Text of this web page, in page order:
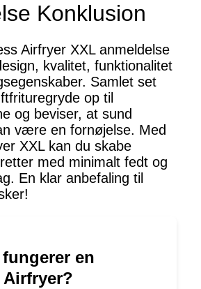
Konklusion
Airfryer XXL anmeldelse
kvalitet, funktionalitet
Samlet set
op til
og beviser, at sund
være en fornøjelse. Med
XXL kan du skabe
med minimalt fedt og
En klar anbefaling til
en